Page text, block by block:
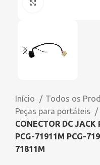
Início
Todos os
Peças para portáteis
CONECTOR DC
PCG-71911M PCG-
71811M